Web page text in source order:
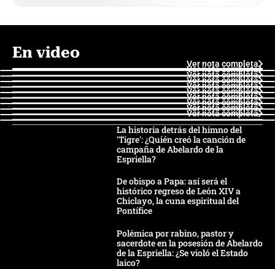
En video
Ver nota completa
Ver nota completa
Ver nota completa
Ver nota completa
Ver nota completa
Ver nota completa
Ver nota completa
Ver nota completa
Ver nota completa
Ver nota completa
La historia detrás del himno del
'Tigre': ¿Quién creó la canción de
campaña de Abelardo de la
Espriella?
De obispo a Papa: así será el
histórico regreso de León XIV a
Chiclayo, la cuna espiritual del
Pontífice
Polémica por rabino, pastor y
sacerdote en la posesión de Abelardo
de la Espriella: ¿Se violó el Estado
laico?